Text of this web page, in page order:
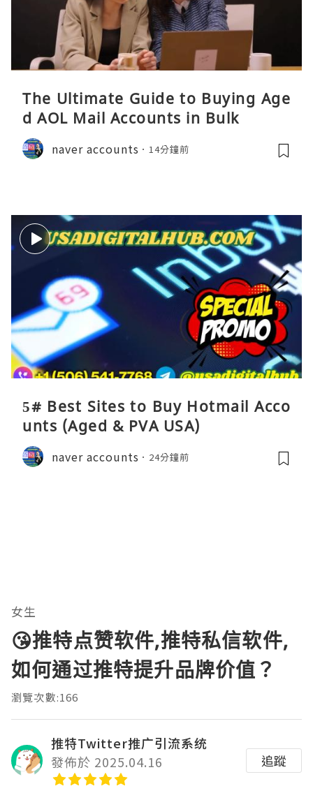
The Ultimate Guide to Buying Age
d AOL Mail Accounts in Bulk
naver accounts 14分鐘前
5# Best Sites to Buy Hotmail Acco
unts (Aged & PVA USA)
naver accounts 24分鐘前
女生
😘推特点赞软件,推特私信软件,
如何通过推特提升品牌价值？
瀏覽次數:166
推特Twitter推广引流系统
發佈於 2025.04.16
追蹤